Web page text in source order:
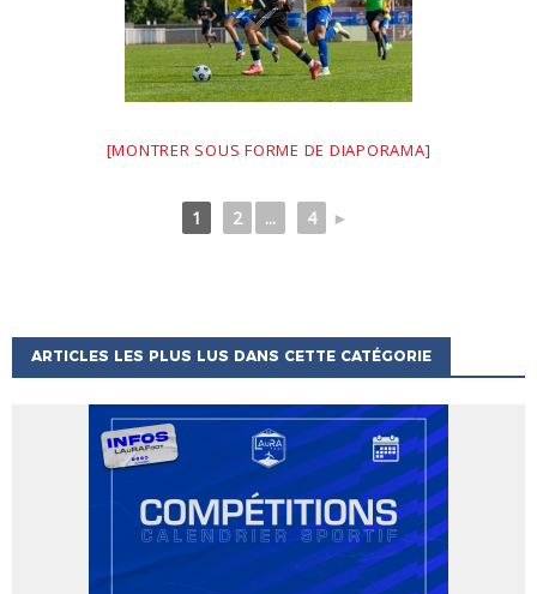
[MONTRER SOUS FORME DE DIAPORAMA]
1 2 ... 4 ►
ARTICLES LES PLUS LUS DANS CETTE CATÉGORIE